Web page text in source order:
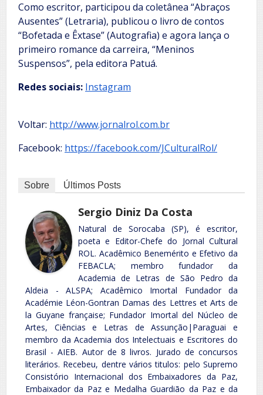
Como escritor, participou da coletânea “Abraços
Ausentes” (Letraria), publicou o livro de contos
“Bofetada e Êxtase” (Autografia) e agora lança o
primeiro romance da carreira, “Meninos
Suspensos”, pela editora Patuá.
Redes sociais: Instagram
Voltar: http://www.jornalrol.com.br
Facebook: https://facebook.com/JCulturalRol/
Sobre Últimos Posts
Sergio Diniz Da Costa
Natural de Sorocaba (SP), é escritor,
poeta e Editor-Chefe do Jornal Cultural
ROL. Acadêmico Benemérito e Efetivo da
FEBACLA; membro fundador da
Academia de Letras de São Pedro da
Aldeia - ALSPA; Acadêmico Imortal Fundador da
Académie Léon-Gontran Damas des Lettres et Arts de
la Guyane française; Fundador Imortal del Núcleo de
Artes, Ciências e Letras de Assunção|Paraguai e
membro da Academia dos Intelectuais e Escritores do
Brasil - AIEB. Autor de 8 livros. Jurado de concursos
literários. Recebeu, dentre vários titulos: pelo Supremo
Consistório Internacional dos Embaixadores da Paz,
Embaixador da Paz e Medalha Guardião da Paz e da